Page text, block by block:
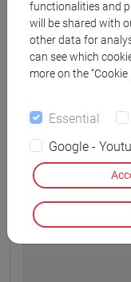
Algo extraño me
Alicia en un mundo real
Andando
functionalities and
will be shared with
other data for
can see which
more on the “Cookie
Essential
Google -